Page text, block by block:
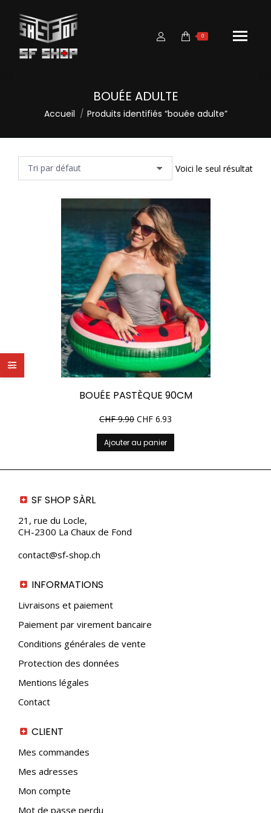
0
BOUÉE ADULTE
Vous êtes ici :
Accueil Produits identifiés “bouée adulte”
Voici le seul résultat
BOUÉE PASTÈQUE 90CM
CHF9.90 CHF 6.93
Ajouter au panier
SF SHOP SÀRL
21, rue du Locle,
CH-2300 La Chaux de Fond
contact@sf-shop.ch
INFORMATIONS
Livraisons et paiement
Paiement par virement bancaire
Conditions générales de vente
Protection des données
Mentions légales
Contact
CLIENT
Mes commandes
Mes adresses
Mon compte
Mot de passe perdu